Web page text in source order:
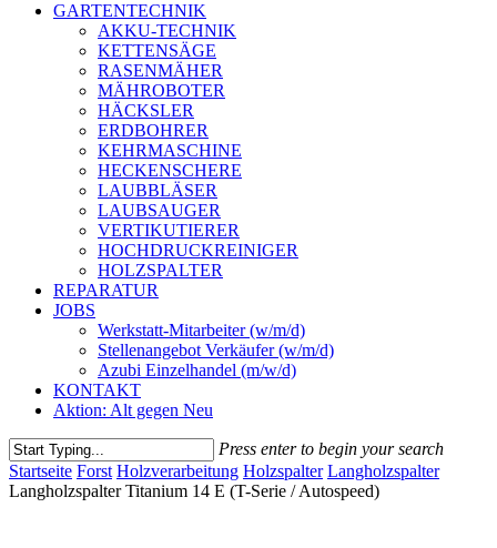
GARTENTECHNIK
AKKU-TECHNIK
KETTENSÄGE
RASENMÄHER
MÄHROBOTER
HÄCKSLER
ERDBOHRER
KEHRMASCHINE
HECKENSCHERE
LAUBBLÄSER
LAUBSAUGER
VERTIKUTIERER
HOCHDRUCKREINIGER
HOLZSPALTER
REPARATUR
JOBS
Werkstatt-Mitarbeiter (w/m/d)
Stellenangebot Verkäufer (w/m/d)
Azubi Einzelhandel (m/w/d)
KONTAKT
Aktion: Alt gegen Neu
Press enter to begin your search
Close
Search
Startseite Forst Holzverarbeitung Holzspalter Langholzspalter
Langholzspalter Titanium 14 E (T-Serie / Autospeed)